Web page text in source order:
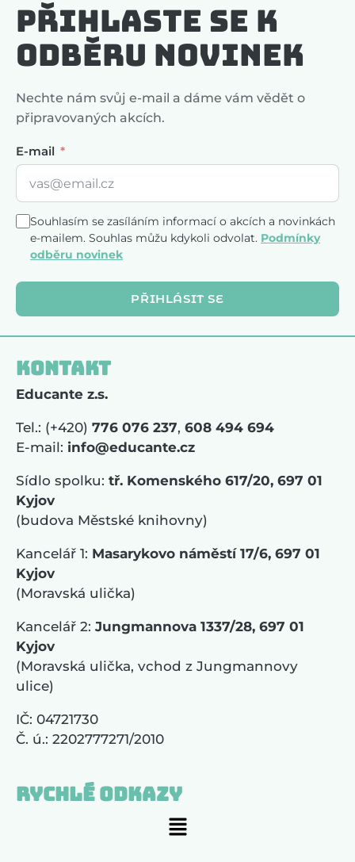
Přihlaste se k
odběru novinek
Nechte nám svůj e-mail a dáme vám vědět o
připravovaných akcích.
E-mail
Souhlasím se zasíláním informací o akcích a novinkách
e-mailem. Souhlas můžu kdykoli odvolat. Podmínky
odběru novinek
PŘIHLÁSIT SE
Kontakt
Educante z.s.
Tel.: (+420) 776 076 237, 608 494 694
E-mail: info@educante.cz
Sídlo spolku: tř. Komenského 617/20, 697 01
Kyjov
(budova Městské knihovny)
Kancelář 1: Masarykovo náměstí 17/6, 697 01
Kyjov
(Moravská ulička)
Kancelář 2: Jungmannova 1337/28, 697 01
Kyjov
(Moravská ulička, vchod z Jungmannovy
ulice)
IČ: 04721730
Č. ú.: 2202777271/2010
Rychlé odkazy